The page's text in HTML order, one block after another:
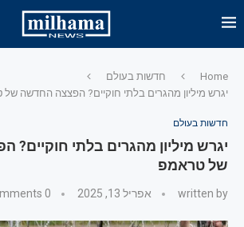
Home
חדשות בעולם
יגרש מיליון מהגרים בלתי חוקיים? הפצצה החדשה
חדשות בעולם
יגרש מיליון מהגרים בלתי
של טראמפ
written by אפריל 13, 2025 0 comments